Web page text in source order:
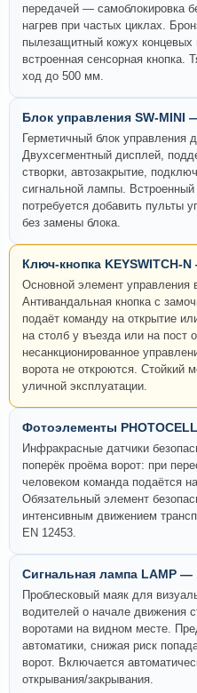
передачей — самоблокировка
нагрев при частых циклах.
пылезащитный кожух концевых
встроенная сенсорная кнопка.
ход до 500 мм.
Блок управления SW-MINI
Герметичный блок управления
Двухсегментный дисплей,
створки, автозакрытие,
сигнальной лампы.
потребуется добавить пульты
без замены блока.
Ключ-кнопка KEYSWITCH-
Основной элемент управления
Антивандальная кнопка с
подаёт команду на открытие
на столб у въезда или на пост
несанкционированное
ворота не откроются. Стойкий
уличной эксплуатации.
Фотоэлементы
Инфракрасные датчики
поперёк проёма ворот: при
человеком команда подаётся
Обязательный элемент
интенсивным движением
EN 12453.
Сигнальная лампа LAMP —
Проблесковый маяк для
водителей о начале движения
воротами на видном месте.
автоматики, снижая риск
ворот. Включается
открывания/закрывания.